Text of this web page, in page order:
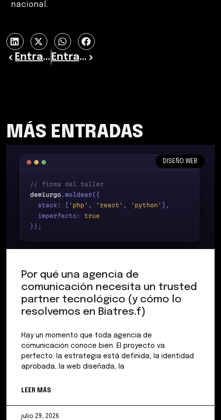
nacional.
Entrada previa Entrada siguiente
MÁS ENTRADAS
DISEÑO WEB
Por qué una agencia de
comunicación necesita un trusted
partner tecnológico (y cómo lo
resolvemos en Biatres.f)
Hay un momento que toda agencia de
comunicación conoce bien. El proyecto va
perfecto: la estrategia está definida, la identidad
aprobada, la web diseñada, la
LEER MÁS
julio 29, 2026